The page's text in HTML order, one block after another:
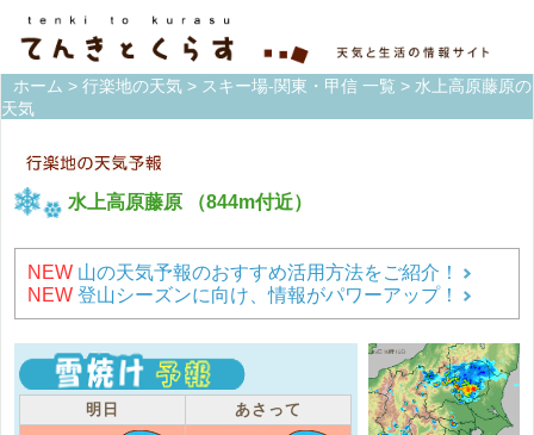
ホーム > 行楽地の天気 > スキー場-関東・甲信 一覧 > 水上高原藤原の
天気
水上高原藤原 （844m付近）
NEW 山の天気予報のおすすめ活用方法をご紹介！
NEW 登山シーズンに向け、情報がパワーアップ！
明日
あさって